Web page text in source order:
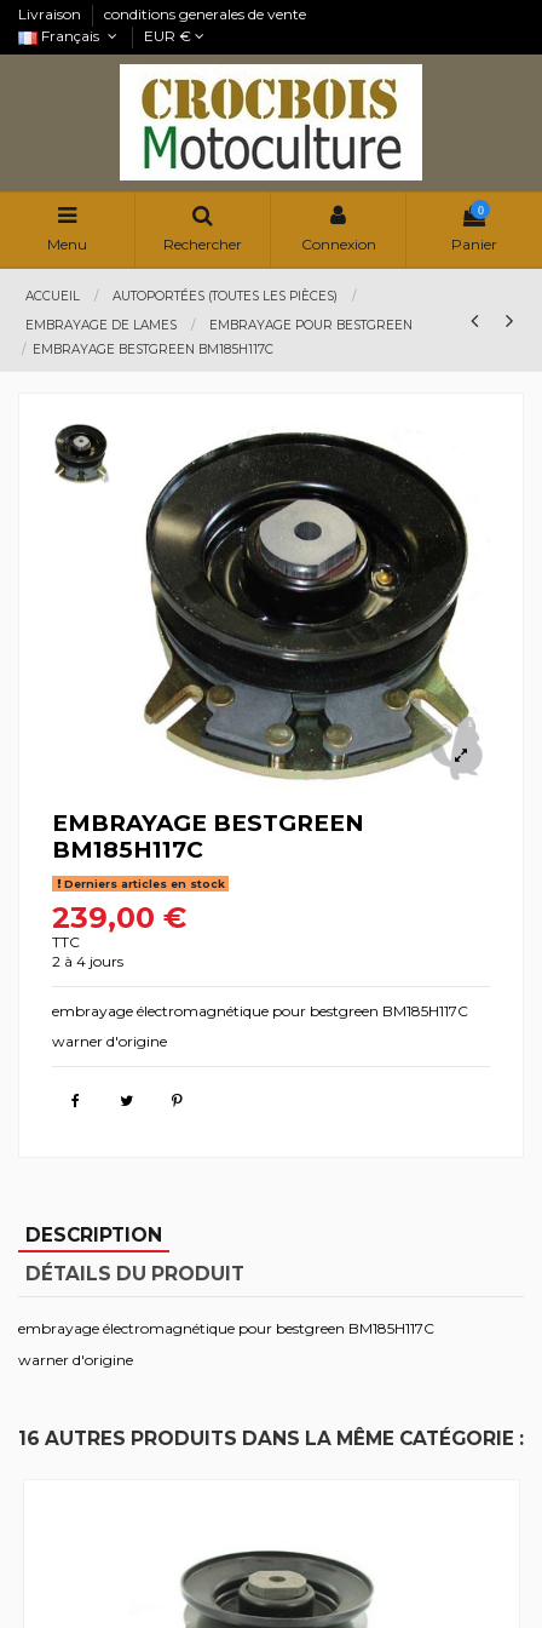
Livraison
conditions generales de vente
Français
EUR €
Menu Rechercher Connexion
0
Panier
ACCUEIL
AUTOPORTÉES (TOUTES LES PIÈCES)
EMBRAYAGE DE LAMES
EMBRAYAGE POUR BESTGREEN
EMBRAYAGE BESTGREEN BM185H117C
EMBRAYAGE BESTGREEN
BM185H117C
Derniers articles en stock
239,00 €
TTC
2 à 4 jours
embrayage électromagnétique pour bestgreen BM185H117C
warner d'origine
DESCRIPTION
DÉTAILS DU PRODUIT
embrayage électromagnétique pour bestgreen BM185H117C
warner d'origine
16 AUTRES PRODUITS DANS LA MÊME CATÉGORIE :